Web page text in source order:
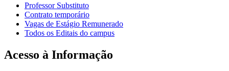
Professor Substituto
Contrato temporário
Vagas de Estágio Remunerado
Todos os Editais do campus
Acesso à Informação